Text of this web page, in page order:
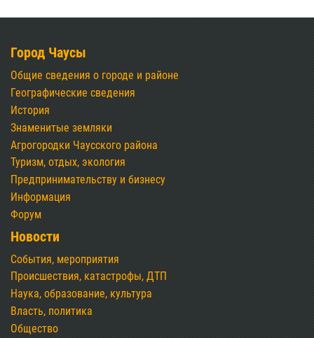
Город Чаусы
Общие сведения о городе и районе
Географические сведения
История
Знаменитые земляки
Агрогородки Чаусского района
Туризм, отдых, экология
Предпринимательству и бизнесу
Информация
Форум
Новости
События, мероприятия
Происшествия, катастрофы, ДТП
Наука, образование, культура
Власть, политика
Общество